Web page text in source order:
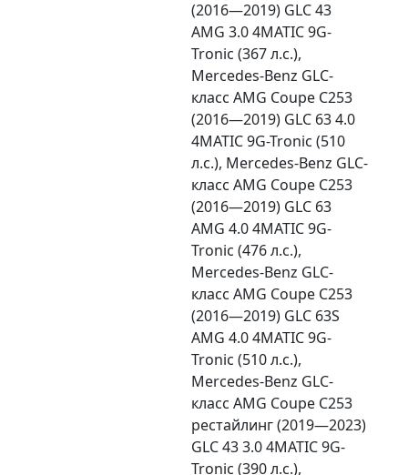
(2016—2019) GLC 43
AMG 3.0 4MATIC 9G-
Tronic (367 л.с.),
Mercedes-Benz GLC-
класс AMG Coupe C253
(2016—2019) GLC 63 4.0
4MATIC 9G-Tronic (510
л.с.), Mercedes-Benz GLC-
класс AMG Coupe C253
(2016—2019) GLC 63
AMG 4.0 4MATIC 9G-
Tronic (476 л.с.),
Mercedes-Benz GLC-
класс AMG Coupe C253
(2016—2019) GLC 63S
AMG 4.0 4MATIC 9G-
Tronic (510 л.с.),
Mercedes-Benz GLC-
класс AMG Coupe C253
рестайлинг (2019—2023)
GLC 43 3.0 4MATIC 9G-
Tronic (390 л.с.),